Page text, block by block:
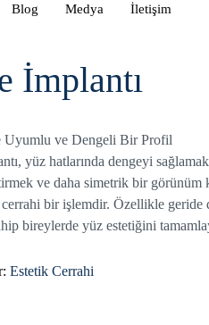
Blog Medya İletişim
İmplantı
Uyumlu ve Dengeli Bir Profil
yüz hatlarında dengeyi
ve daha simetrik bir görünüm
bir işlemdir. Özellikle geride
bireylerde yüz estetiğini
Estetik Cerrahi